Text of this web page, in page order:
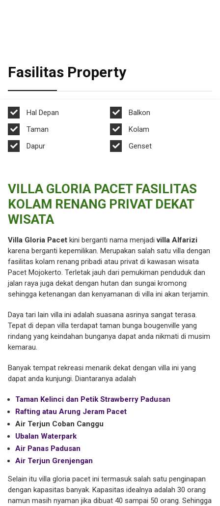
Fasilitas Property
Hal Depan
Balkon
Taman
Kolam
Dapur
Genset
VILLA GLORIA PACET FASILITAS
KOLAM RENANG PRIVAT DEKAT
WISATA
Villa Gloria Pacet kini berganti nama menjadivilla Alfarizi
karena berganti kepemilikan. Merupakan salah satu villa dengan
fasilitas kolam renang pribadi atau privat di kawasan wisata
Pacet Mojokerto. Terletak jauh dari pemukiman penduduk dan
jalan raya juga dekat dengan hutan dan sungai kromong
sehingga ketenangan dan kenyamanan di villa ini akan terjamin.
Daya tari lain villa ini adalah suasana asrinya sangat terasa.
Tepat di depan villa terdapat taman bunga bougenville yang
rindang yang keindahan bunganya dapat anda nikmati di musim
kemarau.
Banyak tempat rekreasi menarik dekat dengan villa ini yang
dapat anda kunjungi. Diantaranya adalah
Taman Kelinci dan Petik Strawberry Padusan
Rafting atau Arung Jeram Pacet
Air Terjun Coban Canggu
Ubalan Waterpark
Air Panas Padusan
Air Terjun Grenjengan
Selain itu villa gloria pacet ini termasuk salah satu penginapan
dengan kapasitas banyak. Kapasitas idealnya adalah 30 orang
namun masih nyaman jika dibuat 40 sampai 50 orang. Sehingga